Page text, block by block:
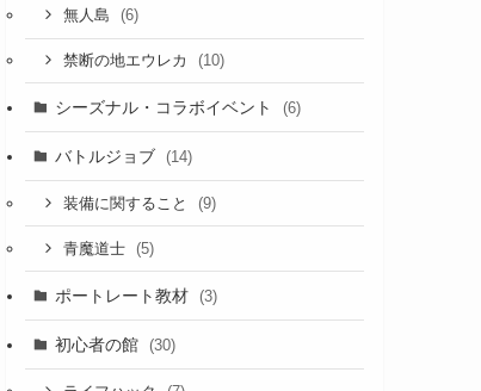
無人島 (6)
禁断の地エウレカ (10)
シーズナル・コラボイベント (6)
バトルジョブ (14)
装備に関すること (9)
青魔道士 (5)
ポートレート教材 (3)
初心者の館 (30)